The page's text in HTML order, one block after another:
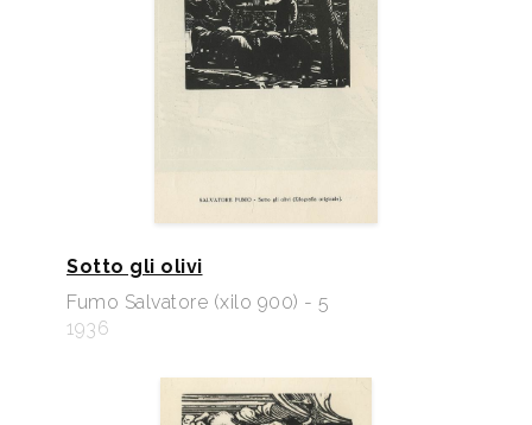
Sotto gli olivi
Fumo Salvatore (xilo 900) - 5
1936